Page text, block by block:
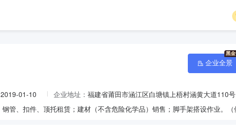
2019-01-10 企业地址： 福建省莆田市涵江区白塘镇上梧村涵黄大道110号
企业全景